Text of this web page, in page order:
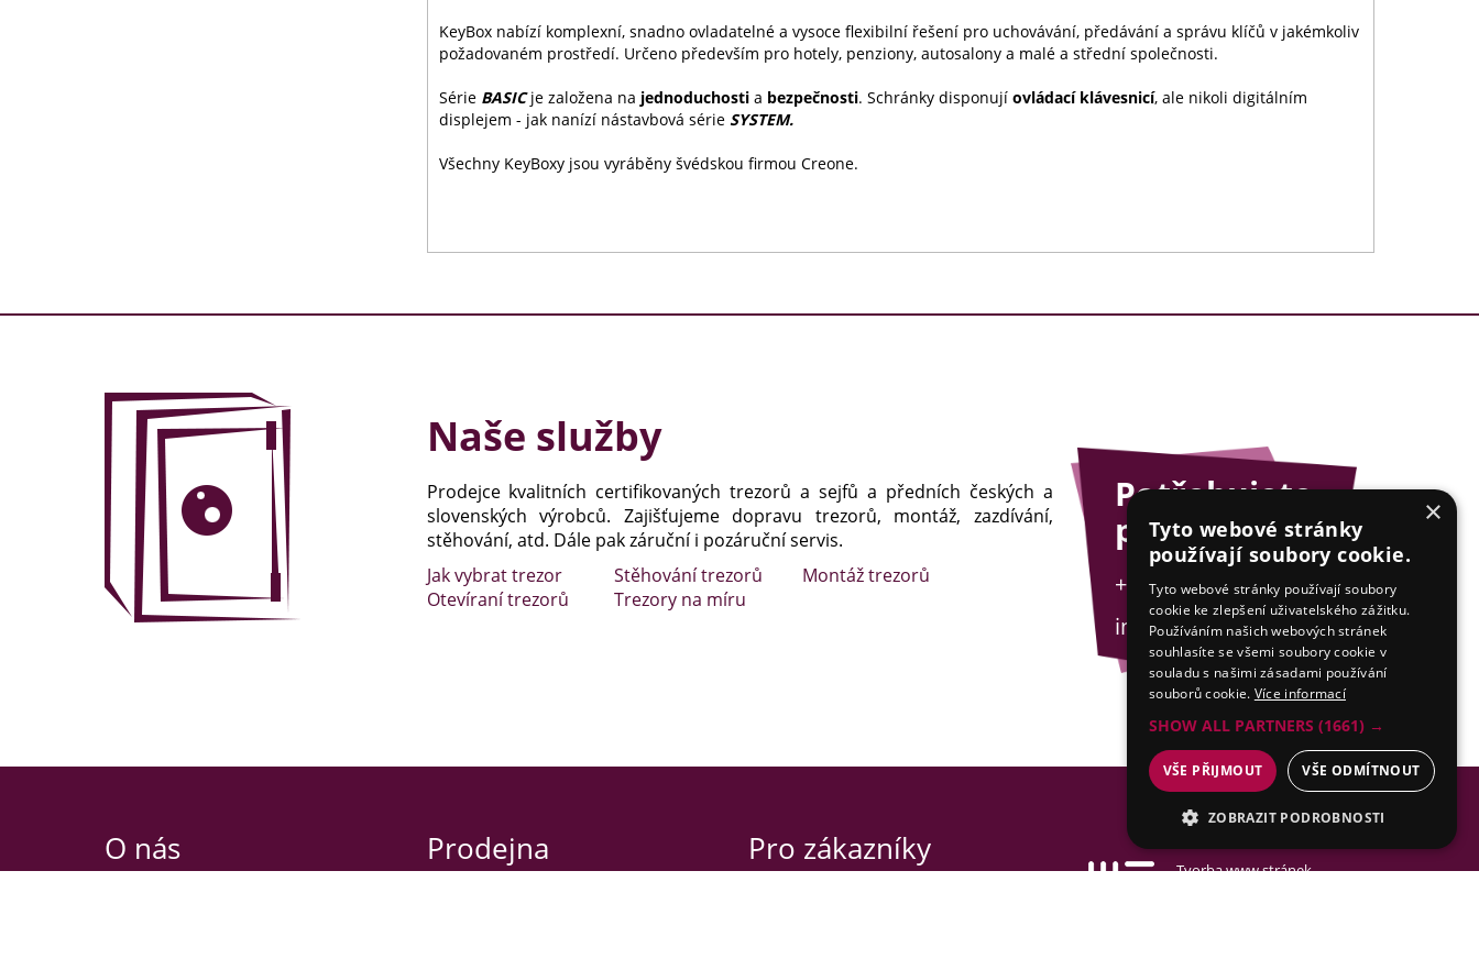
KeyBox nabízí komplexní, snadno ovladatelné a vysoce flexibilní řešení pro uchovávání, předávání a správu klíčů v jakémkoliv
požadovaném prostředí. Určeno především pro hotely, penziony, autosalony a malé a střední společnosti.
Série BASIC je založena na jednoduchostia bezpečnosti. Schránky disponují ovládací klávesnicí, ale nikoli digitálním
displejem - jak nanízí nástavbová série SYSTEM.
Všechny KeyBoxy jsou vyráběny švédskou firmou Creone.
Naše služby
Prodejce kvalitních certifikovaných trezorů a sejfů a předních českých a
slovenských výrobců. Zajišťujeme dopravu trezorů, montáž, zazdívání,
stěhování, atd. Dále pak záruční i pozáruční servis.
Jak vybrat trezor
Stěhování trezorů
Montáž trezorů
Otevíraní trezorů
Trezory na míru
Potřebujete
poradit?
+420 775 201 001
info@esejfy.net
O nás Prodejna Pro zákazníky
Tvorba www stránek
×
Tyto webové stránky
používají soubory cookie.
Tyto webové stránky používají soubory
cookie ke zlepšení uživatelského zážitku.
Používáním našich webových stránek
souhlasíte se všemi soubory cookie v
souladu s našimi zásadami používání
souborů cookie. Více informací
SHOW ALL PARTNERS (1661) →
VŠE PŘIJMOUT VŠE ODMÍTNOUT
ZOBRAZIT PODROBNOSTI